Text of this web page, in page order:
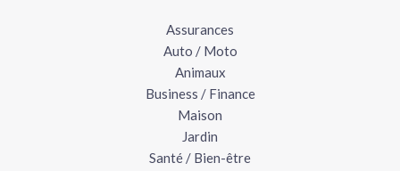
Assurances
Auto / Moto
Animaux
Business / Finance
Maison
Jardin
Santé / Bien-être